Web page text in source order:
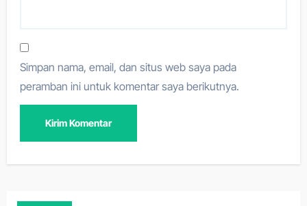
Simpan nama, email, dan situs web saya pada
peramban ini untuk komentar saya berikutnya.